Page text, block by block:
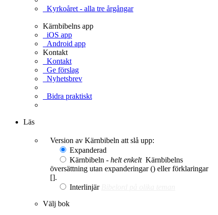
Kyrkoåret - alla tre årgångar
Kärnbibelns app
iOS app
Android app
Kontakt
Kontakt
Ge förslag
Nyhetsbrev
Bidra praktiskt
Läs
Version av Kärnbibeln att slå upp:
Expanderad
Kärnbibeln - helt enkelt Kärnbibelns
översättning utan expanderingar () eller förklaringar
[].
Interlinjär
Välj bok